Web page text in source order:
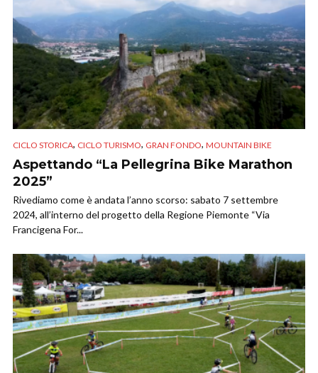
CICLO STORICA, CICLO TURISMO, GRAN FONDO, MOUNTAIN BIKE
Aspettando “La Pellegrina Bike Marathon
2025”
Rivediamo come è andata l’anno scorso: sabato 7 settembre
2024, all’interno del progetto della Regione Piemonte “Via
Francigena For...